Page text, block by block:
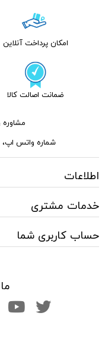
امکان پرداخت آنلاین
ضمانت اصالت کالا
شماره واتس اپ،
اطلاعات
خدمات مشتری
حساب کاربری شما
صفحه